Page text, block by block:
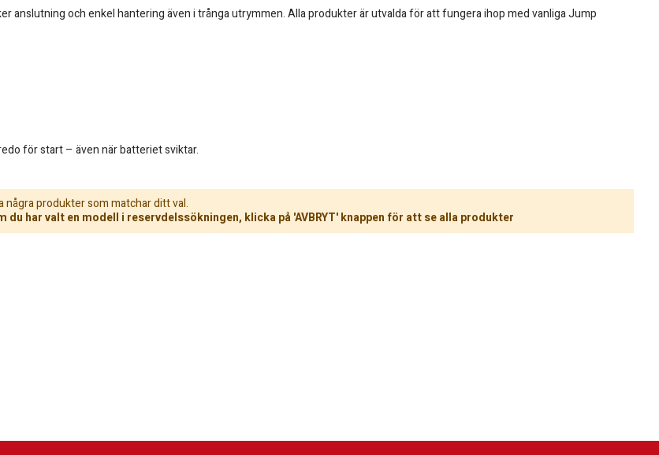
anslutning och enkel hantering även i trånga utrymmen. Alla produkter är utvalda för att fungera ihop med vanliga Jump
för start – även när batteriet sviktar.
några produkter som matchar ditt val.
du har valt en modell i reservdelssökningen, klicka på 'AVBRYT' knappen för att se alla produkter